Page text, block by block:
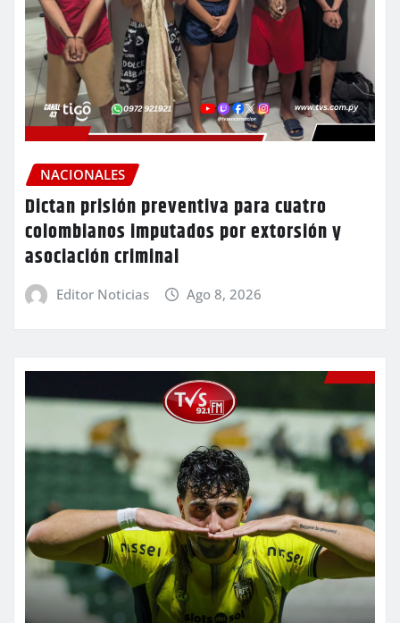
NACIONALES
Dictan prisión preventiva para cuatro
colombianos imputados por extorsión y
asociación criminal
Editor Noticias Ago 8, 2026